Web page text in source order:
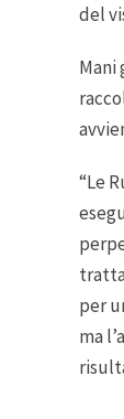
del
Mani
“Le
per
ma